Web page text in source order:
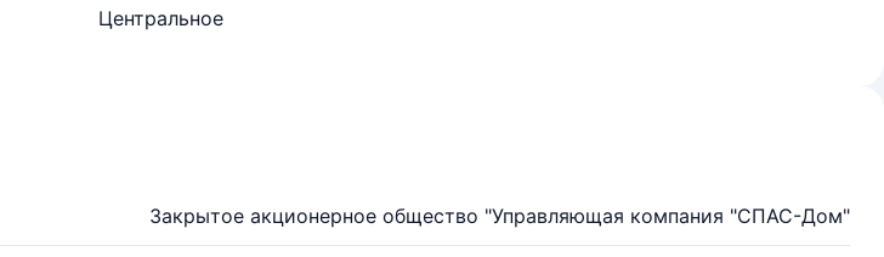
Центральное
Закрытое акционерное общество "Управляющая компания "СПАС-Дом"